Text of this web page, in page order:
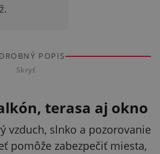
POPIS
Skryť
terasa aj okno
vzduch, slnko a pozorovanie
pomôže zabezpečiť miesta,